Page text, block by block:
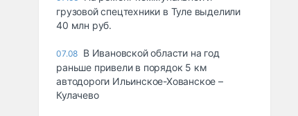
грузовой спецтехники в Туле выделили
40 млн руб.
07.08 В Ивановской области на год
раньше привели в порядок 5 км
автодороги Ильинское-Хованское –
Кулачево